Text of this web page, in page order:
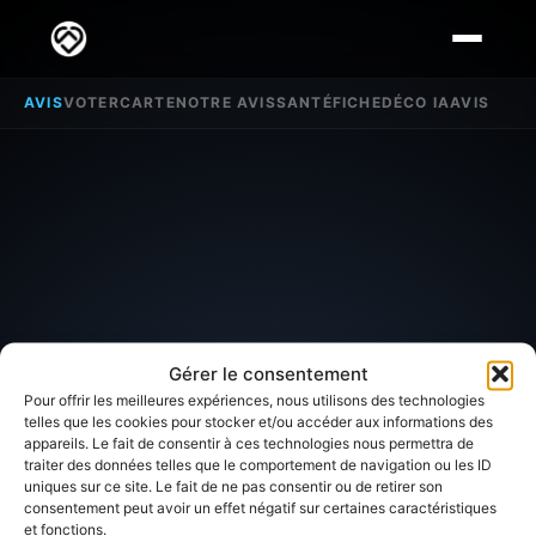
Gérer le consentement
Pour offrir les meilleures expériences, nous utilisons des technologies
telles que les cookies pour stocker et/ou accéder aux informations des
appareils. Le fait de consentir à ces technologies nous permettra de
traiter des données telles que le comportement de navigation ou les ID
uniques sur ce site. Le fait de ne pas consentir ou de retirer son
consentement peut avoir un effet négatif sur certaines caractéristiques
et fonctions.
AVISVOTERCARTENOTRE AVISSANTÉFICHEDÉCO IAAVIS
SECTEUR D'INTÉRÊT